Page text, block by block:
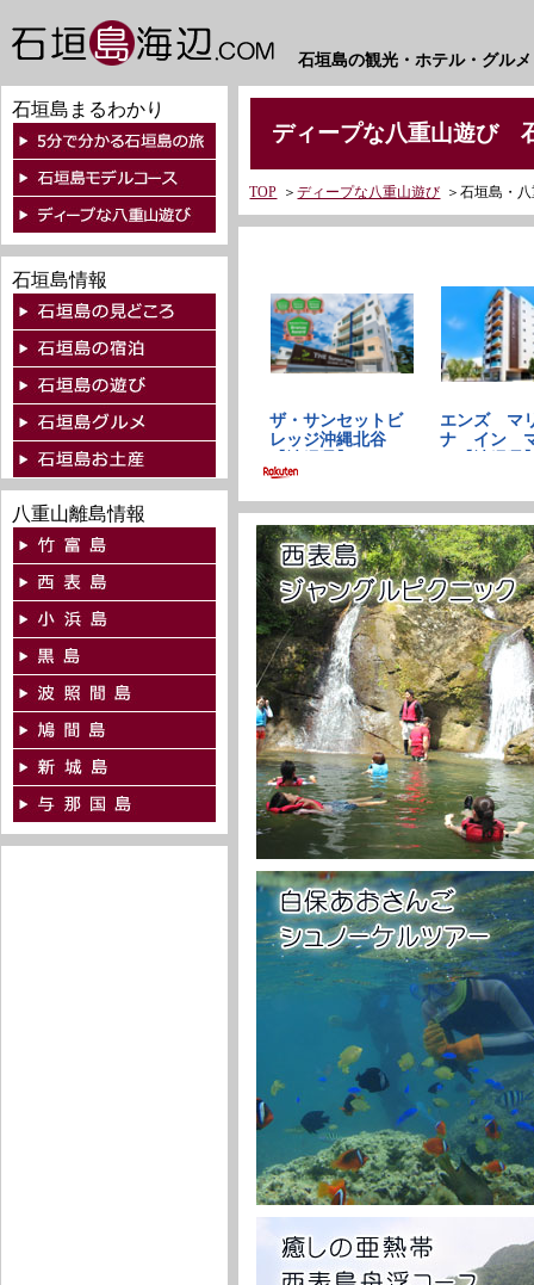
石垣島の観光・ホテル・グル
石垣島まるわかり
石垣島情報
八重山離島情報
ディープな八重山遊び
TOP ＞ディープな八重山遊び ＞石垣島・